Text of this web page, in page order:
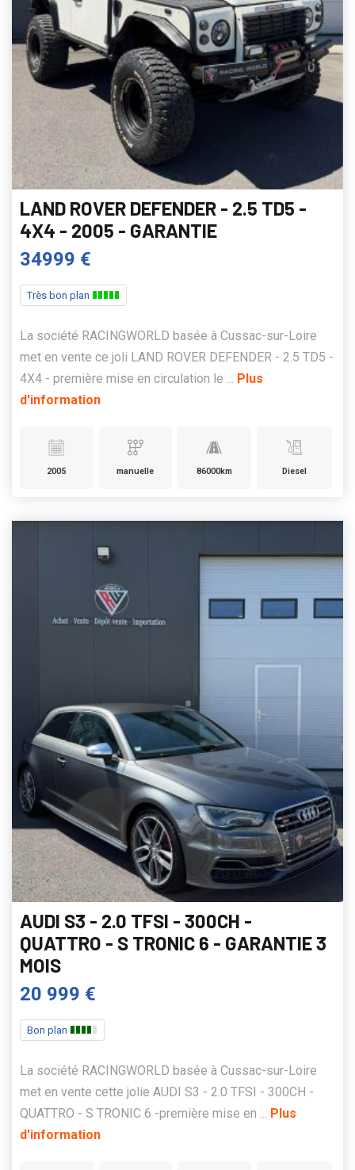
LAND ROVER DEFENDER - 2.5 TD5 -
4X4 - 2005 - GARANTIE
34999 €
Très bon plan
La société RACINGWORLD basée à Cussac-sur-Loire
met en vente ce joli LAND ROVER DEFENDER - 2.5 TD5 -
4X4 - première mise en circulation le ... Plus
d'information
2005 manuelle 86000km Diesel
AUDI S3 - 2.0 TFSI - 300CH -
QUATTRO - S TRONIC 6 - GARANTIE 3
MOIS
20 999 €
Bon plan
La société RACINGWORLD basée à Cussac-sur-Loire
met en vente cette jolie AUDI S3 - 2.0 TFSI - 300CH -
QUATTRO - S TRONIC 6 -première mise en ... Plus
d'information